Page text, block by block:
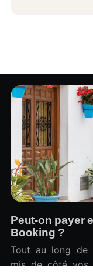
Peut-on payer
Booking ?
Tout au long de
mis de côté vos